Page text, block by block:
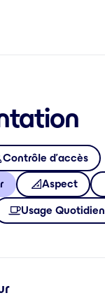
Contrôle d’accès
Aspect
Usage Quotidien